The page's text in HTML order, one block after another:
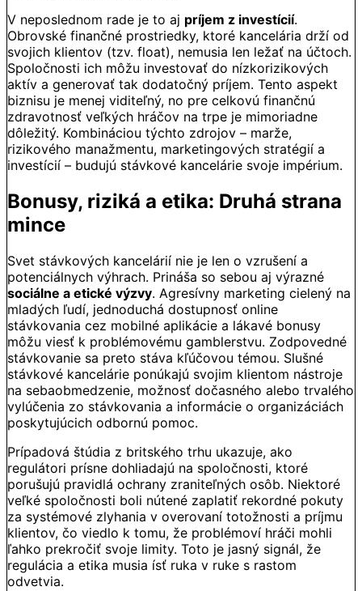
V neposlednom rade je to aj príjem z investícií.
Obrovské finančné prostriedky, ktoré kancelária drží od
svojich klientov (tzv. float), nemusia len ležať na účtoch.
Spoločnosti ich môžu investovať do nízkorizikových
aktív a generovať tak dodatočný príjem. Tento aspekt
biznisu je menej viditeľný, no pre celkovú finančnú
zdravotnosť veľkých hráčov na trpe je mimoriadne
dôležitý. Kombináciou týchto zdrojov – marže,
rizikového manažmentu, marketingových stratégií a
investícií – budujú stávkové kancelárie svoje impérium.
Bonusy, riziká a etika: Druhá strana
mince
Svet stávkových kancelárií nie je len o vzrušení a
potenciálnych výhrach. Prináša so sebou aj výrazné
sociálne a etické výzvy. Agresívny marketing cielený na
mladých ľudí, jednoduchá dostupnosť online
stávkovania cez mobilné aplikácie a lákavé bonusy
môžu viesť k problémovému gamblerstvu. Zodpovedné
stávkovanie sa preto stáva kľúčovou témou. Slušné
stávkové kancelárie ponúkajú svojim klientom nástroje
na sebaobmedzenie, možnosť dočasného alebo trvalého
vylúčenia zo stávkovania a informácie o organizáciách
poskytujúcich odbornú pomoc.
Prípadová štúdia z britského trhu ukazuje, ako
regulátori prísne dohliadajú na spoločnosti, ktoré
porušujú pravidlá ochrany zraniteľných osôb. Niektoré
veľké spoločnosti boli nútené zaplatiť rekordné pokuty
za systémové zlyhania v overovaní totožnosti a príjmu
klientov, čo viedlo k tomu, že problémoví hráči mohli
ľahko prekročiť svoje limity. Toto je jasný signál, že
regulácia a etika musia ísť ruka v ruke s rastom
odvetvia.